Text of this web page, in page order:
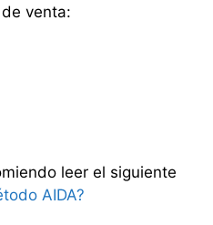
venta:
leer el siguiente
AIDA?